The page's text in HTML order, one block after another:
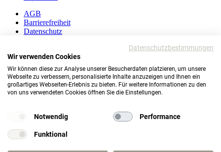
AGB
Barrierefreiheit
Datenschutz
© 2026 Huber Naturstein®
Markt Schwaben bei München
TOP
Datenschutzbestimmungen
Wir verwenden Cookies
Wir können diese zur Analyse unserer Besucherdaten platzieren, um unsere
Webseite zu verbessern, personalisierte Inhalte anzuzeigen und Ihnen ein
großartiges Webseiten-Erlebnis zu bieten. Für weitere Informationen zu den
von uns verwendeten Cookies öffnen Sie die Einstellungen.
Notwendig Performance
Funktional